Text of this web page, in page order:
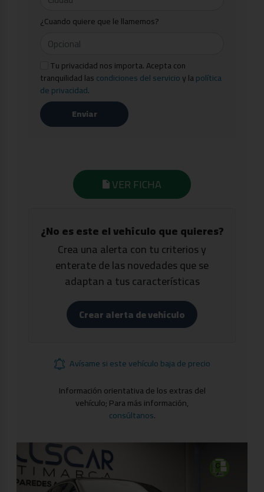
¿Cuando quiere que le llamemos?
Tu privacidad nos importa. Acepta con
tranquilidad lascondiciones del servicioy lapolítica
de privacidad.
Enviar
VER FICHA
¿No es este el vehículo que quieres?
Crea una alerta con tu criterios y
enterate de las novedades que se
adaptan a tus características
Crear alerta de vehículo
Avísame si este vehículo baja de precio
Información orientativa de los extras del
vehículo; Para más información,
consúltanos.